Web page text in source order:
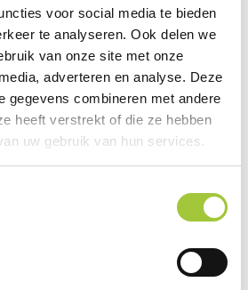
voor social media te bieden
te analyseren. Ook delen we
van onze site met onze
adverteren en analyse. Deze
gegevens combineren met andere
heeft verstrekt of die ze hebben
uw gebruik van hun services.